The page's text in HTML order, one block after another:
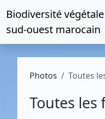
Biodiversité
sud-ouest marocain
Photos Toutes
Toutes les